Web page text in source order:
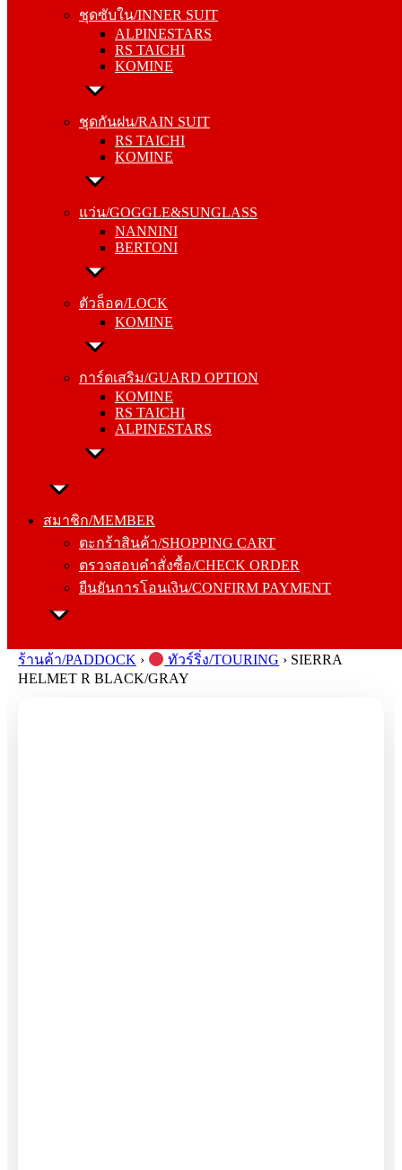
ชุดซับใน/INNER SUIT
ALPINESTARS
RS TAICHI
KOMINE
ชุดกันฝน/RAIN SUIT
RS TAICHI
KOMINE
แว่น/GOGGLE&SUNGLASS
NANNINI
BERTONI
ตัวล็อค/LOCK
KOMINE
การ์ดเสริม/GUARD OPTION
KOMINE
RS TAICHI
ALPINESTARS
สมาชิก/MEMBER
ตะกร้าสินค้า/SHOPPING CART
ตรวจสอบคำสั่งซื้อ/CHECK ORDER
ยืนยันการโอนเงิน/CONFIRM PAYMENT
RS TAICHI
KOMINE
ชุดกันฝน/RAIN SUIT
KOMINE
แว่น/GOGGLE&SUNGLASS
BERTONI
ตัวล็อค/LOCK
การ์ดเสริม/GUARD OPTION
RS TAICHI
ALPINESTARS
สมาชิก/MEMBER
ตรวจสอบคำสั่งซื้อ/CHECK ORDER
ยืนยันการโอนเงิน/CONFIRM PAYMENT
ร้านค้า/PADDOCK › ทัวร์ริ่ง/TOURING › SIERRA
HELMET R BLACK/GRAY